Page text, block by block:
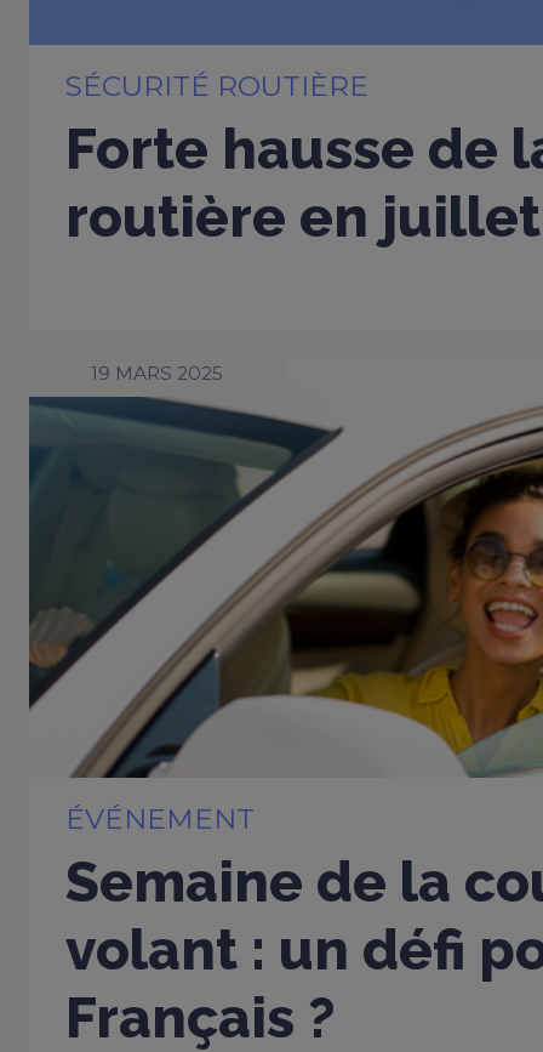
SÉCURITÉ ROUTIÈRE
Forte hausse de
routière en
19 MARS 2025
ÉVÉNEMENT
Semaine de la
volant : un défi
Français ?